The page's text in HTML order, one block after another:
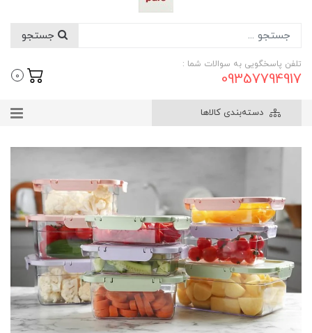
تلفن پاسخگویی به سوالات شما :
09357794917
0
دسته‌بندی کالاها